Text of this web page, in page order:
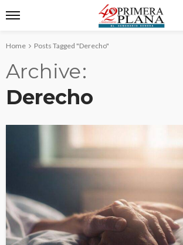
Home Posts Tagged "Derecho"
Archive
Derecho